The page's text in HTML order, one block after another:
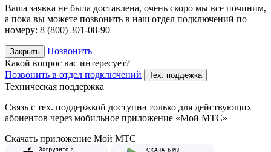
Ваша заявка не была доставлена, очень скоро мы все починим,
а пока вы можете позвонить в наш отдел подключений по
номеру: 8 (800) 301-08-90
Закрыть
Позвонить
Какой вопрос вас интересует?
Позвонить в отдел подключений
Тех. поддежка
Техническая поддержка
Связь с тех. поддержкой доступна только для действующих
абонентов через мобильное приложение «Мой МТС»
Скачать приложение Мой МТС